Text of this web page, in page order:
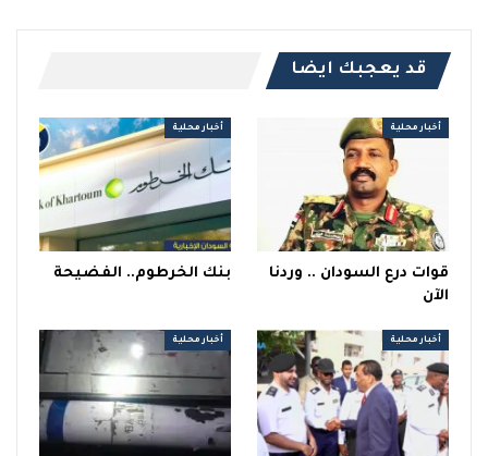
قد يعجبك ايضا
أخبار محلية
قوات درع السودان .. وردنا
الآن
أخبار محلية
بنك الخرطوم.. الفضيحة
أخبار محلية أخبار محلية